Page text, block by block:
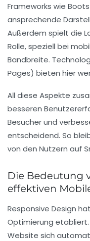
Frameworks wie
ansprechende
Außerdem spielt die
Rolle, speziell bei
Bandbreite.
Pages) bieten hier
All diese Aspekte
besseren
Besucher und
entscheidend. So
von den Nutzern auf
Die Bedeutung
effektiven
Responsive Design
Optimierung
Website sich